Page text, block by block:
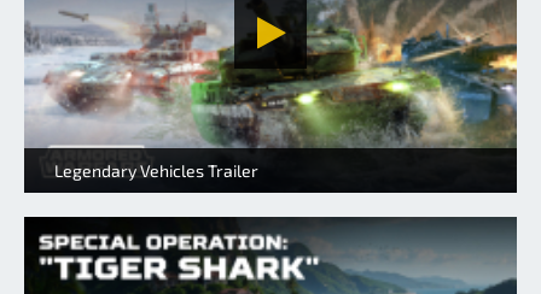
Legendary Vehicles Trailer